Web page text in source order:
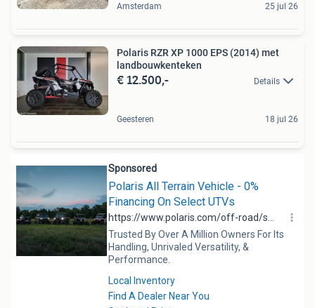
Amsterdam 25 jul 26
Polaris RZR XP 1000 EPS (2014) met
landbouwkenteken
€ 12.500,- Details
Geesteren 18 jul 26